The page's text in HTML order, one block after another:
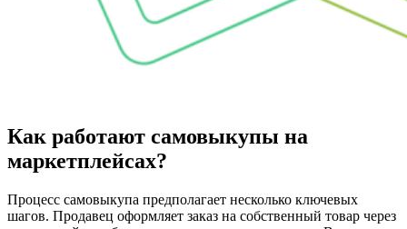
Как работают самовыкупы на
маркетплейсах?
Процесс самовыкупа предполагает несколько ключевых
шагов. Продавец оформляет заказ на собственный товар через